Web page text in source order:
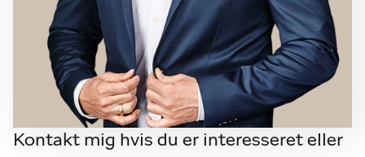
Kontakt mig hvis du er interesseret eller